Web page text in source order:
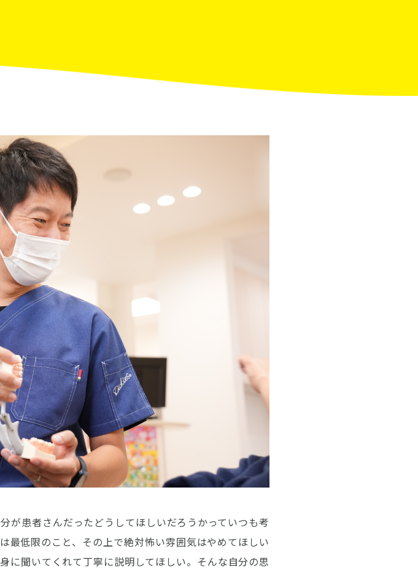
が患者さんだったどうしてほしいだろうかっていつも考
最低限のこと、その上で絶対怖い雰囲気はやめてほしい
に聞いてくれて丁寧に説明してほしい。そんな自分の思